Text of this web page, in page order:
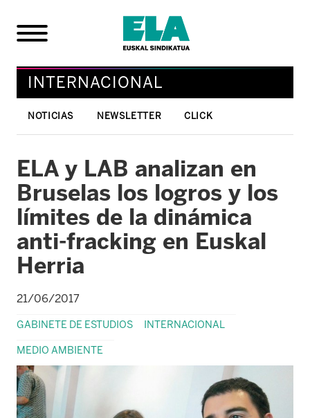
INTERNACIONAL
NOTICIAS NEWSLETTER CLICK
ELA y LAB analizan en
Bruselas los logros y los
límites de la dinámica
anti-fracking en Euskal
Herria
21/06/2017
GABINETE DE ESTUDIOS INTERNACIONAL
MEDIO AMBIENTE